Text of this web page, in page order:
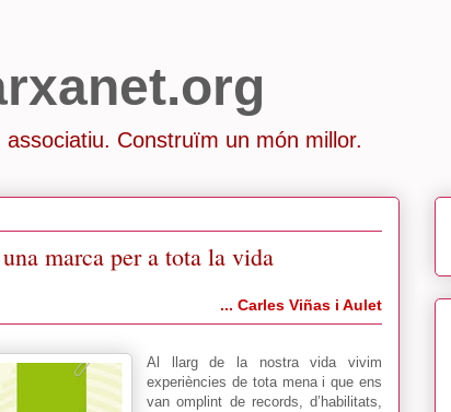
Construïm un món millor.
marca per a tota la vida
... Carles Viñas i Aulet
Al llarg de la nostra vida vivim
experiències de tota mena i que ens
van omplint de records, d’habilitats,